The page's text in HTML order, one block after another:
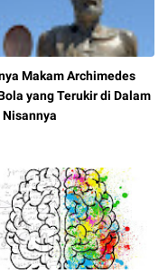
Makam Archimedes
yang Terukir di Dalam
Nisannya